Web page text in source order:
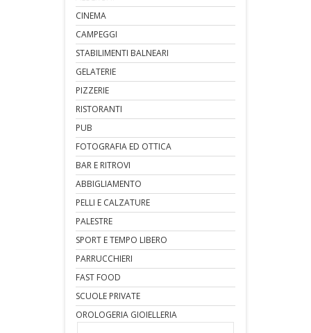
CINEMA
CAMPEGGI
STABILIMENTI BALNEARI
GELATERIE
PIZZERIE
RISTORANTI
PUB
FOTOGRAFIA ED OTTICA
BAR E RITROVI
ABBIGLIAMENTO
PELLI E CALZATURE
PALESTRE
SPORT E TEMPO LIBERO
PARRUCCHIERI
FAST FOOD
SCUOLE PRIVATE
OROLOGERIA GIOIELLERIA